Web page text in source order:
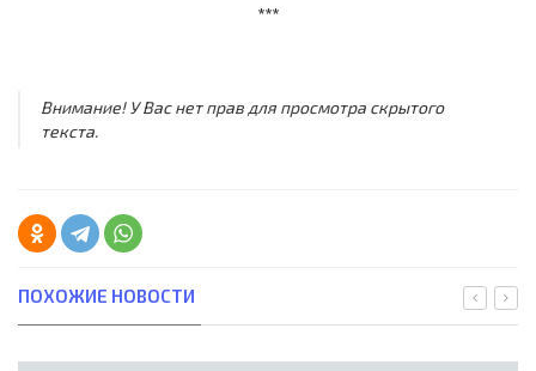
***
Внимание! У Вас нет прав для просмотра скрытого
текста.
ПОХОЖИЕ НОВОСТИ